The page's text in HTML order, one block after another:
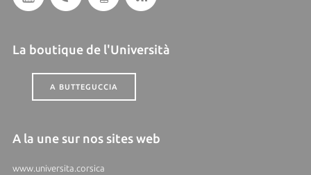
La boutique de l'Università
A BUTTEGUCCIA
A la une sur nos sites web
www.universita.corsica